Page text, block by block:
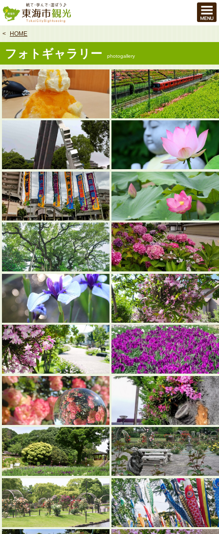
本
文
HOME
フォトギャラリー photogallery